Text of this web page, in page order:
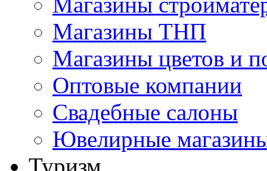
Магазины ТНП
Магазины цветов и
Оптовые компании
Свадебные салоны
Ювелирные